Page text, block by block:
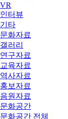
VR
인터뷰
기타
문화자료
갤러리
연구자료
교육자료
역사자료
홍보자료
음원자료
문화공간
문화공간 전체